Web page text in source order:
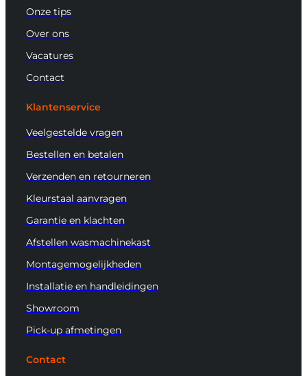
Onze tips
Over ons
Vacatures
Contact
Klantenservice
Veelgestelde vragen
Bestellen en betalen
Verzenden en retourneren
Kleurstaal aanvragen
Garantie en klachten
Afstellen wasmachinekast
Montagemogelijkheden
Installatie en handleidingen
Showroom
Pick-up afmetingen
Contact